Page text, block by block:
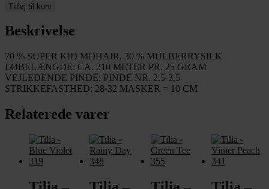
Coral
289
Tilføj til kurv
Beskrivelse
70 % SUPER KID MOHAIR, 30 % MULBERRYSILK
LØBELÆNGDE: CA. 210 METER PR. 25 GRAM
VEJLEDENDE PINDE: PINDE NR. 2.5-3,5
STRIKKEFASTHED: 28-32 MASKER = 10 CM
Relaterede varer